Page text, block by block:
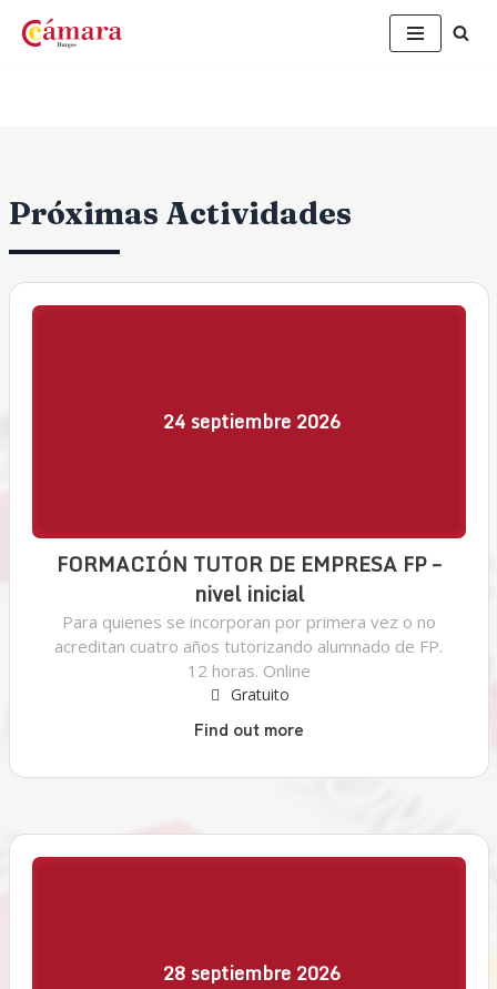
Próximas Actividades
24 septiembre 2026
FORMACIÓN TUTOR DE EMPRESA FP –
nivel inicial
Para quienes se incorporan por primera vez o no
acreditan cuatro años tutorizando alumnado de FP.
12 horas. Online
Gratuito
Find out more
28 septiembre 2026